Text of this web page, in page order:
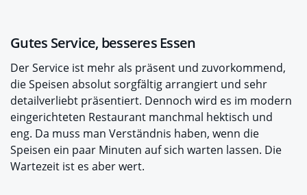
Gutes Service, besseres Essen
Der Service ist mehr als präsent und zuvorkommend,
die Speisen absolut sorgfältig arrangiert und sehr
detailverliebt präsentiert. Dennoch wird es im modern
eingerichteten Restaurant manchmal hektisch und
eng. Da muss man Verständnis haben, wenn die
Speisen ein paar Minuten auf sich warten lassen. Die
Wartezeit ist es aber wert.